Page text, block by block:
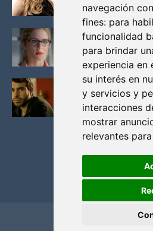
navegación
fines: para
funcionalidad
para brindar
experiencia en
su interés en
y servicios y
interacciones
mostrar
relevantes
Junio 14, 2013
FELICITY (EMILY
MAS BONITAS DE LA
Noviembre 30, 2013
BLACK MIRROR:
LA CRITICA
Mayo 17, 2012
Privacidad y